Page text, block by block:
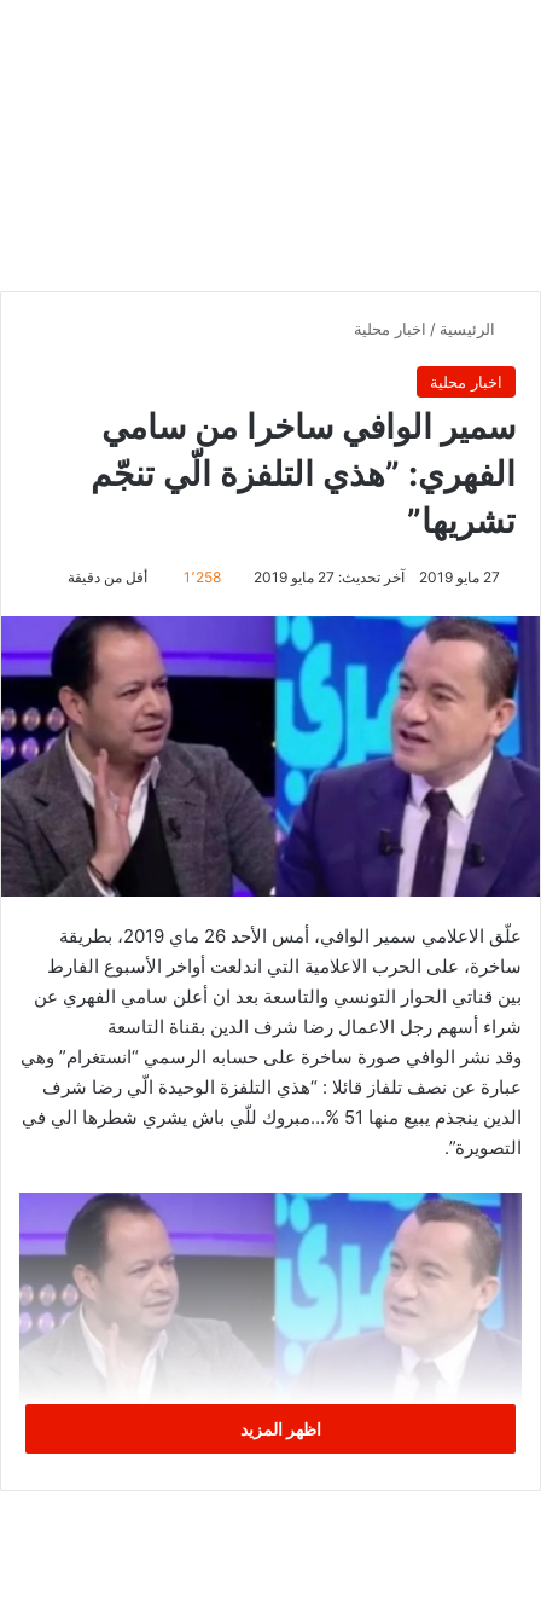
الرئيسية / اخبار محلية
اخبار محلية
سمير الوافي ساخرا من سامي
الفهري: ”هذي التلفزة الّي تنجّم
تشريها”
27 مايو 2019 آخر تحديث: 27 مايو 2019 1٬258 أقل من دقيقة
علّق الاعلامي سمير الوافي، أمس الأحد 26 ماي 2019، بطريقة
ساخرة، على الحرب الاعلامية التي اندلعت أواخر الأسبوع الفارط
بين قناتي الحوار التونسي والتاسعة بعد ان أعلن سامي الفهري عن
شراء أسهم رجل الاعمال رضا شرف الدين بقناة التاسعة
وقد نشر الوافي صورة ساخرة على حسابه الرسمي “انستغرام” وهي
عبارة عن نصف تلفاز قائلا : “هذي التلفزة الوحيدة الّي رضا شرف
الدين ينجذم يبيع منها 51 %…مبروك للّي باش يشري شطرها الي في
التصويرة”.
اظهر المزيد